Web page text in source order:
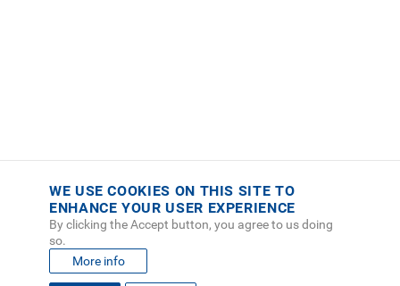
WE USE COOKIES ON THIS SITE TO
ENHANCE YOUR USER EXPERIENCE
By clicking the Accept button, you agree to us doing
so.
More info